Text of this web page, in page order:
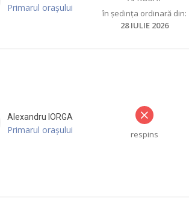
Primarul orașului
în ședința ordinară din:
28 IULIE 2026
Alexandru IORGA
Primarul orașului respins